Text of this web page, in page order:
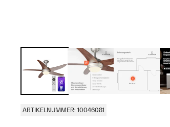
ARTIKELNUMMER: 10046081